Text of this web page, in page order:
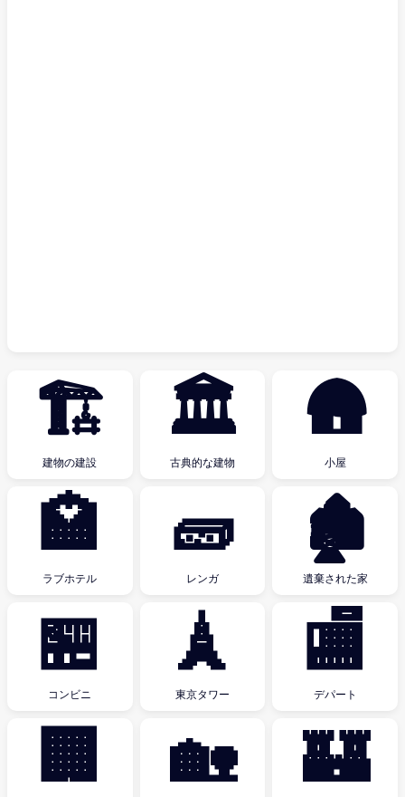
🏗
建物の建設
🏛
古典的な建物
🛖
小屋
🏩
ラブホテル
🧱
レンガ
🏚
遺棄された家
🏪
コンビニ
🗼
東京タワー
🏬
デパート
🏢 🏡 🏰